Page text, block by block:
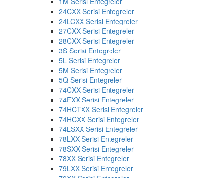
24CXX Serisi Entegreler
24LCXX Serisi Entegreler
27CXX Serisi Entegreler
28CXX Serisi Entegreler
3S Serisi Entegreler
5L Serisi Entegreler
5M Serisi Entegreler
5Q Serisi Entegreler
74CXX Serisi Entegreler
74FXX Serisi Entegreler
74HCTXX Serisi Entegreler
74HCXX Serisi Entegreler
74LSXX Serisi Entegreler
78LXX Serisi Entegreler
78SXX Serisi Entegreler
78XX Serisi Entegreler
79LXX Serisi Entegreler